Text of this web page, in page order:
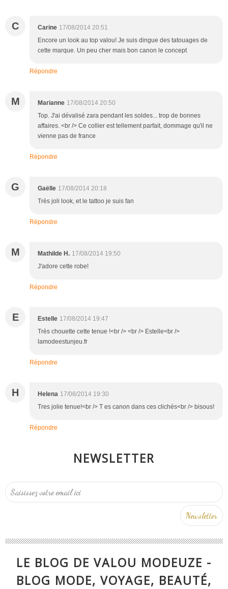
C Carine 17/08/2014 20:51
Encore un look au top valou! Je suis dingue des tatouages de
cette marque. Un peu cher mais bon canon le concept
Répondre
M Marianne 17/08/2014 20:50
Top. J'ai dévalisé zara pendant les soldes... trop de bonnes
affaires. <br /> Ce collier est tellement parfait, dommage qu'il ne
vienne pas de france
Répondre
G Gaëlle 17/08/2014 20:18
Très joli look, et le tattoo je suis fan
Répondre
M Mathilde H. 17/08/2014 19:50
J'adore cette robe!
Répondre
E Estelle 17/08/2014 19:47
Très chouette cette tenue !<br /> <br /> Estelle<br />
lamodeestunjeu.fr
Répondre
H Helena 17/08/2014 19:30
Tres jolie tenue!<br /> T es canon dans ces clichés<br /> bisous!
Répondre
NEWSLETTER
LE BLOG DE VALOU MODEUZE -
BLOG MODE, VOYAGE, BEAUTÉ,